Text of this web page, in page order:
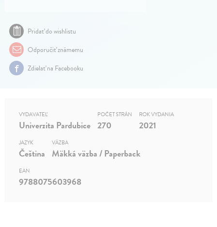
Pridať do wishlistu
Odporučiť známemu
Zdielať na Facebooku
VYDAVATEĽ
Univerzita Pardubice
POČET STRÁN
270
ROK VYDANIA
2021
JAZYK
Čeština
VÄZBA
Mäkká väzba / Paperback
EAN
9788075603968